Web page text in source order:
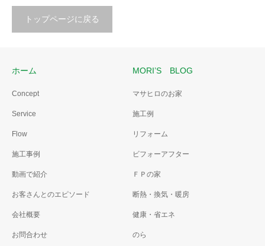
トップページに戻る
ホーム
Concept
Service
Flow
施工事例
動画で紹介
お客さんとのエピソード
会社概要
お問合わせ
MORI’S BLOG
マサヒロのお家
施工例
リフォーム
ビフォーアフター
ＦＰの家
断熱・換気・暖房
健康・省エネ
のら